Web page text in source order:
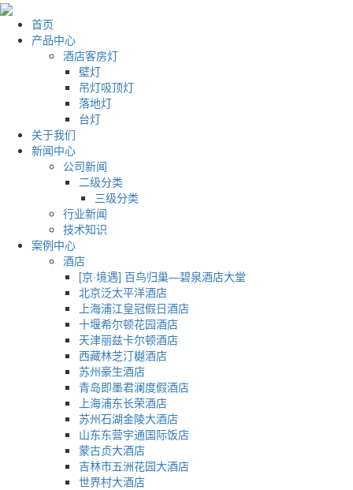
首页
产品中心
酒店客房灯
壁灯
吊灯吸顶灯
落地灯
台灯
关于我们
新闻中心
公司新闻
二级分类
三级分类
行业新闻
技术知识
案例中心
酒店
[京·境遇] 百鸟归巢—碧泉酒店大堂
北京泛太平洋酒店
上海浦江皇冠假日酒店
十堰希尔顿花园酒店
天津丽兹卡尔顿酒店
西藏林芝汀樾酒店
苏州豪生酒店
青岛即墨君澜度假酒店
上海浦东长荣酒店
苏州石湖金陵大酒店
山东东营宇通国际饭店
蒙古贞大酒店
吉林市五洲花园大酒店
世界村大酒店